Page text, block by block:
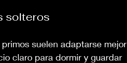
solteros
suelen adaptarse mejor
claro para dormir y guardar